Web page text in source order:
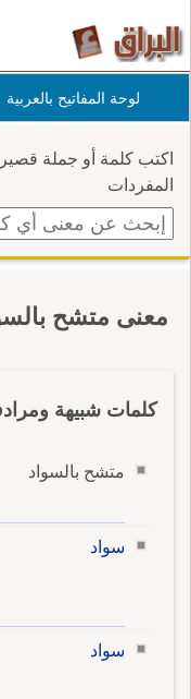
لوحة المفاتيح بالعربية
اكتب كلمة أو جملة
المفردات
معنى متشح
كلمات شبيهة
متشح بالسواد
سواد
سواد